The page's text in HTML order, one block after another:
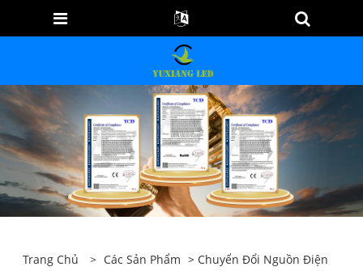
Trang Chủ > Các Sản Phẩm > Chuyển Đổi Nguồn Điện